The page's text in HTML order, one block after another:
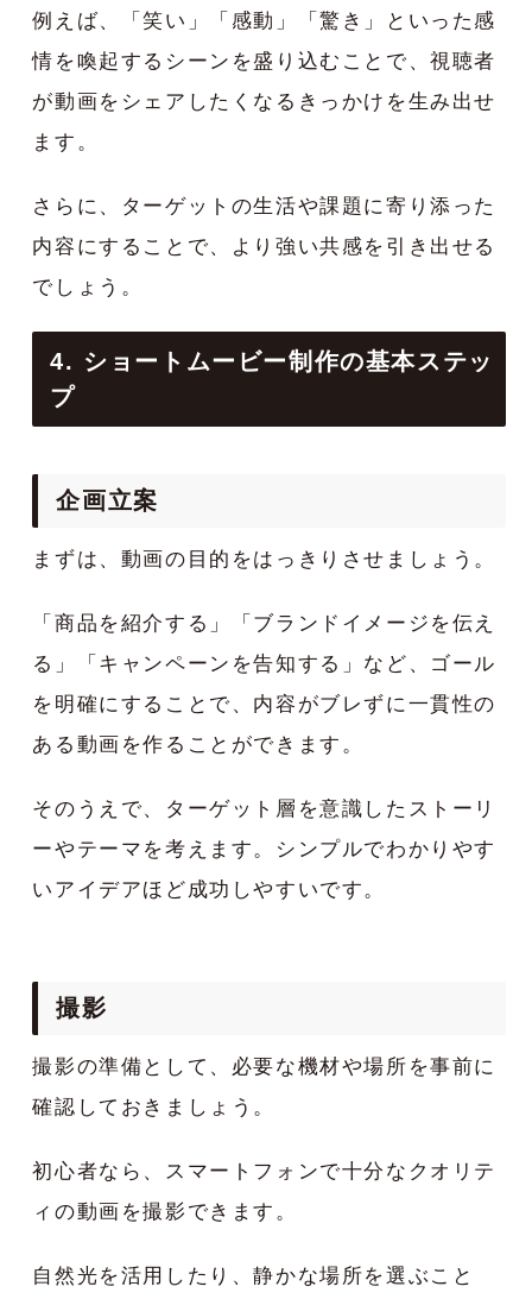
例えば、「笑い」「感動」「驚き」といった感
情を喚起するシーンを盛り込むことで、視聴者
が動画をシェアしたくなるきっかけを生み出せ
ます。
さらに、ターゲットの生活や課題に寄り添った
内容にすることで、より強い共感を引き出せる
でしょう。
4. ショートムービー制作の基本ステッ
プ
企画立案
まずは、動画の目的をはっきりさせましょう。
「商品を紹介する」「ブランドイメージを伝え
る」「キャンペーンを告知する」など、ゴール
を明確にすることで、内容がブレずに一貫性の
ある動画を作ることができます。
そのうえで、ターゲット層を意識したストーリ
ーやテーマを考えます。シンプルでわかりやす
いアイデアほど成功しやすいです。
撮影
撮影の準備として、必要な機材や場所を事前に
確認しておきましょう。
初心者なら、スマートフォンで十分なクオリテ
ィの動画を撮影できます。
自然光を活用したり、静かな場所を選ぶこと